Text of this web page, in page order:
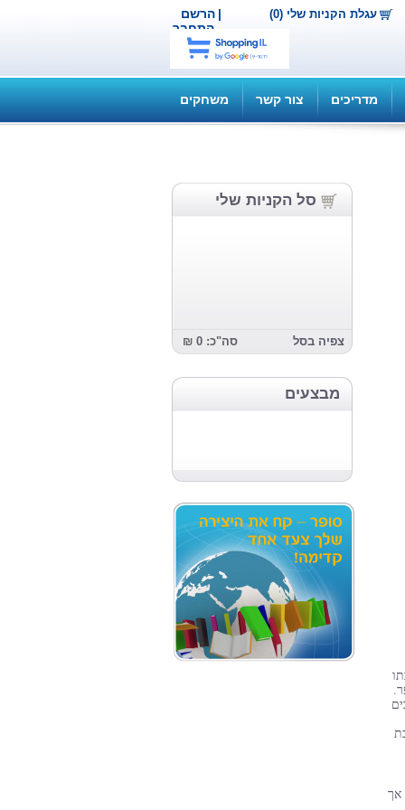
הרשם |
התחבר
עגלת הקניות שלי (0)
מדריכים צור קשר משחקים
סל הקניות שלי
צפיה בסל סה"כ: 0 ₪
מבצעים
אך